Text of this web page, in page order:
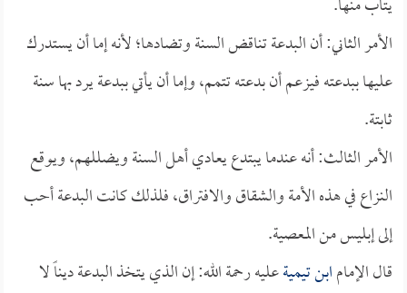
الأمر الثاني: أن البدعة تناقض السنة وتضادها؛ لأنه إما أن يستدرك
عليها ببدعته فيزعم أن بدعته تتمم، وإما أن يأتي ببدعة يرد بها سنة
ثابتة.
الأمر الثالث: أنه عندما يبتدع يعادي أهل السنة ويضللهم، ويوقع
النزاع في هذه الأمة والشقاق والافتراق، فلذلك كانت البدعة أحب
إلى إبليس من المعصية.
قال الإمامابن تيميةعليه رحمة الله: إن الذي يتخذ البدعة ديناً لا